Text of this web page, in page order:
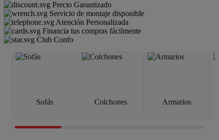
Precio Garantizado
Servicio de montaje disponible
Atención Personalizada
Financia tus compras fácilmente
Club Confo
Sofás Colchones Armarios